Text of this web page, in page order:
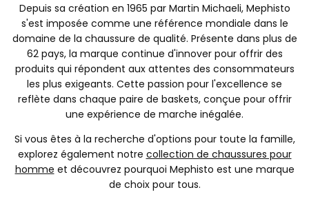
Depuis sa création en 1965 par Martin Michaeli, Mephisto
s'est imposée comme une référence mondiale dans le
domaine de la chaussure de qualité. Présente dans plus de
62 pays, la marque continue d'innover pour offrir des
produits qui répondent aux attentes des consommateurs
les plus exigeants. Cette passion pour l'excellence se
reflète dans chaque paire de baskets, conçue pour offrir
une expérience de marche inégalée.
Si vous êtes à la recherche d'options pour toute la famille,
explorez également notre collection de chaussures pour
homme et découvrez pourquoi Mephisto est une marque
de choix pour tous.